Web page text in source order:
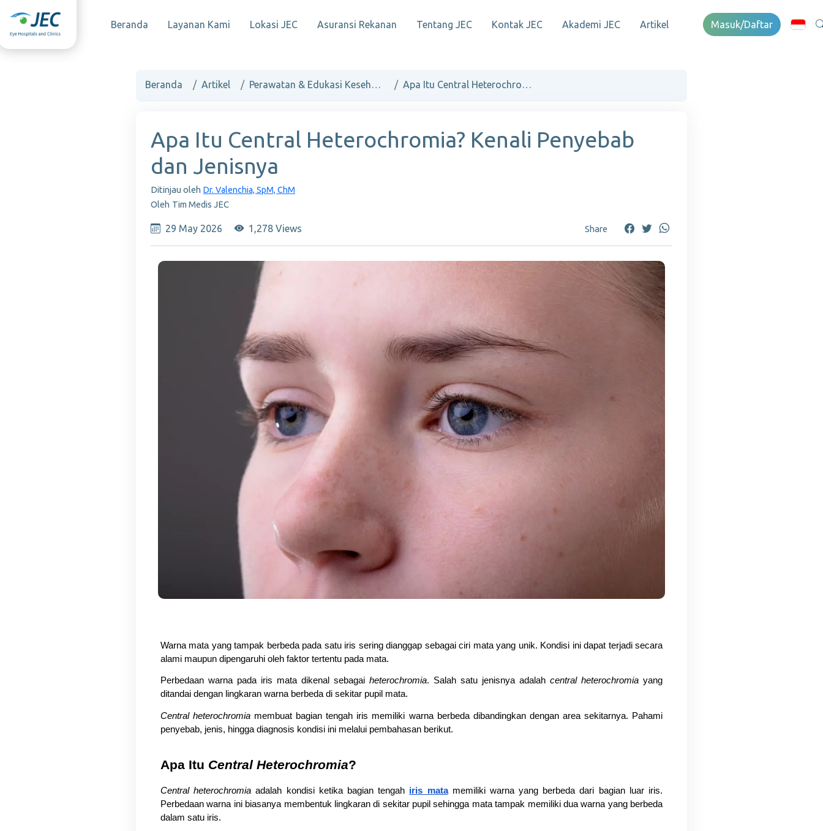
Beranda Layanan Kami Lokasi JEC Asuransi Rekanan Tentang JEC Kontak JEC Akademi JEC Artikel Masuk/Daftar
Beranda Artikel Perawatan & Edukasi Kesehatan Mata Apa Itu Central Heterochromia? Kenali Penyebab dan Jenisnya
Apa Itu Central Heterochromia? Kenali Penyebab
dan Jenisnya
Ditinjau oleh Dr. Valenchia, SpM, ChM
Oleh Tim Medis JEC
29 May 2026 1,278 Views Share
Warna mata yang tampak berbeda pada satu iris sering dianggap sebagai ciri mata yang unik. Kondisi ini dapat terjadi secara
alami maupun dipengaruhi oleh faktor tertentu pada mata.
Perbedaan warna pada iris mata dikenal sebagai heterochromia. Salah satu jenisnya adalah central heterochromia yang
ditandai dengan lingkaran warna berbeda di sekitar pupil mata.
Central heterochromia membuat bagian tengah iris memiliki warna berbeda dibandingkan dengan area sekitarnya. Pahami
penyebab, jenis, hingga diagnosis kondisi ini melalui pembahasan berikut.
Apa Itu Central Heterochromia?
Central heterochromia adalah kondisi ketika bagian tengah iris mata memiliki warna yang berbeda dari bagian luar iris.
Perbedaan warna ini biasanya membentuk lingkaran di sekitar pupil sehingga mata tampak memiliki dua warna yang berbeda
dalam satu iris.